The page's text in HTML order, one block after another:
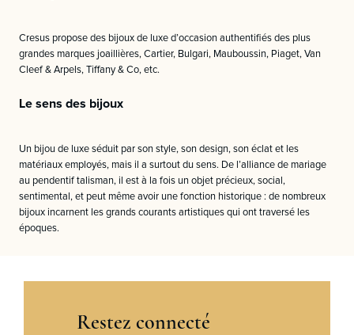
Cresus propose des bijoux de luxe d’occasion authentifiés des plus
grandes marques joaillières, Cartier, Bulgari, Mauboussin, Piaget, Van
Cleef & Arpels, Tiffany & Co, etc.
Le sens des bijoux
Un bijou de luxe séduit par son style, son design, son éclat et les
matériaux employés, mais il a surtout du sens. De l’alliance de mariage
au pendentif talisman, il est à la fois un objet précieux, social,
sentimental, et peut même avoir une fonction historique : de nombreux
bijoux incarnent les grands courants artistiques qui ont traversé les
époques.
Restez connecté